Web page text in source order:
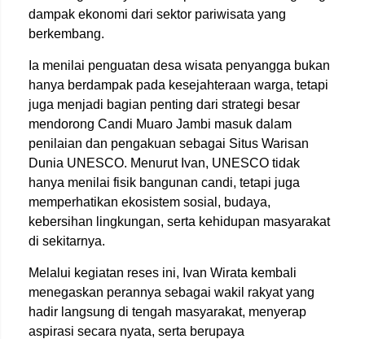
dampak ekonomi dari sektor pariwisata yang
berkembang.
Ia menilai penguatan desa wisata penyangga bukan
hanya berdampak pada kesejahteraan warga, tetapi
juga menjadi bagian penting dari strategi besar
mendorong Candi Muaro Jambi masuk dalam
penilaian dan pengakuan sebagai Situs Warisan
Dunia UNESCO. Menurut Ivan, UNESCO tidak
hanya menilai fisik bangunan candi, tetapi juga
memperhatikan ekosistem sosial, budaya,
kebersihan lingkungan, serta kehidupan masyarakat
di sekitarnya.
Melalui kegiatan reses ini, Ivan Wirata kembali
menegaskan perannya sebagai wakil rakyat yang
hadir langsung di tengah masyarakat, menyerap
aspirasi secara nyata, serta berupaya